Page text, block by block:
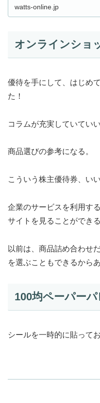
watts-online.jp
オンラインショ
優待を手にして、はじめ
た！
コラムが充実していてい
商品選びの参考になる。
こういう株主優待券、いい
企業のサービスを利用す
サイトを見ることができる
以前は、商品詰め合わせ
を選ぶこともできるから
100均ペーパーパ
シールを一時的に貼って